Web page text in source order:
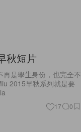
秋短片
是學生身份，也完全不
2015早秋系列就是要
17 0